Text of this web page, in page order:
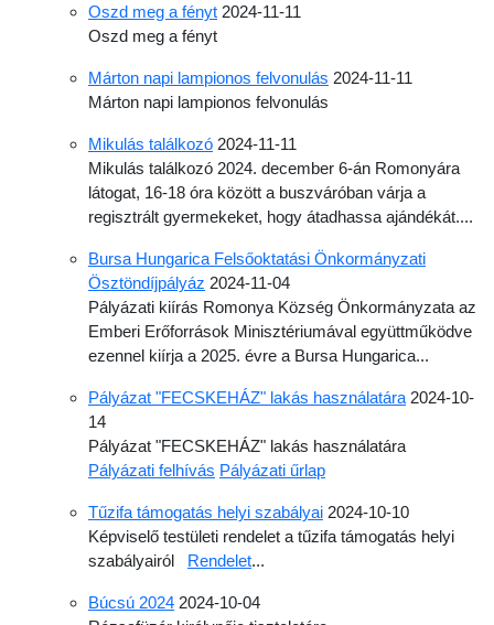
Oszd meg a fényt 2024-11-11
Oszd meg a fényt
Márton napi lampionos felvonulás 2024-11-11
Márton napi lampionos felvonulás
Mikulás találkozó 2024-11-11
Mikulás találkozó 2024. december 6-án Romonyára
látogat, 16-18 óra között a buszváróban várja a
regisztrált gyermekeket, hogy átadhassa ajándékát....
Bursa Hungarica Felsőoktatási Önkormányzati
Ösztöndíjpályáz 2024-11-04
Pályázati kiírás Romonya Község Önkormányzata az
Emberi Erőforrások Minisztériumával együttműködve
ezennel kiírja a 2025. évre a Bursa Hungarica...
Pályázat "FECSKEHÁZ" lakás használatára 2024-10-
14
Pályázat "FECSKEHÁZ" lakás használatára
Pályázati felhívás Pályázati űrlap
Tűzifa támogatás helyi szabályai 2024-10-10
Képviselő testületi rendelet a tűzifa támogatás helyi
szabályairól Rendelet...
Búcsú 2024 2024-10-04